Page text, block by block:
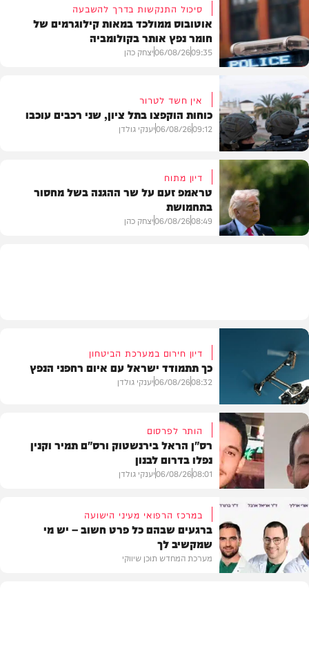
חדשות
סיכול התנקשות בדרך להשבעה
אוטובוס ממולכד במאות קילוגרמים של
חומר נפץ אותר בקולומביה
09:35
06/08/26יצחק כהן
חדשות
אין חשד לטרור
כוחות הוקפצו בתל ציון, שני רכבים עוכבו
09:12
06/08/26יענקי גולדן
דיון מתוח
טראמפ זעם על שר ההגנה בשל מחסור
בתחמושת
08:49
06/08/26יצחק כהן
חדשות
דיון חירום במערכת הביטחון
כך תתמודד ישראל עם איום רחפני הנפץ
08:32
06/08/26יענקי גולדן
חדשות
הותר לפרסום
רס"ן הראל בירנשטוק ורס"ם תמיר וקנין
נפלו בדרום לבנון
08:01
06/08/26יענקי גולדן
במרכז הרפואי מעיני הישועה
ברגעים שבהם כל פרט חשוב – יש מי
שמקשיב לך
מערכת המחדש תוכן שיווקי